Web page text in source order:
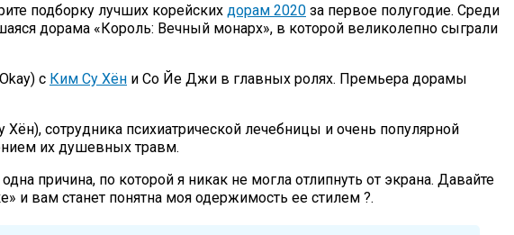
подборку лучших корейских дорам 2020 за первое полугодие. Среди
дорама «Король: Вечный монарх», в которой великолепно сыграли
с Ким Су Хён и Со Йе Джи в главных ролях. Премьера дорамы
сотрудника психиатрической лечебницы и очень популярной
их душевных травм.
причина, по которой я никак не могла отлипнуть от экрана. Давайте
вам станет понятна моя одержимость ее стилем ?.